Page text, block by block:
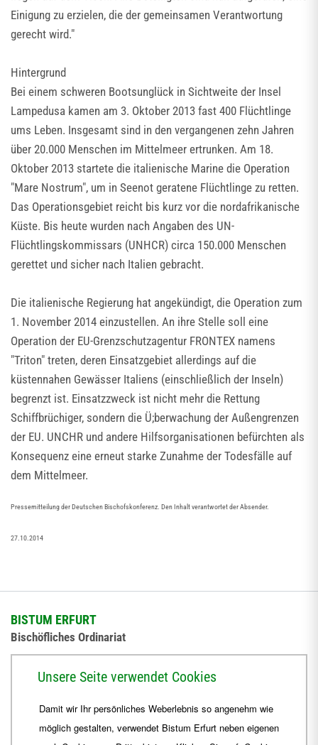
Einigung zu erzielen, die der gemeinsamen Verantwortung
gerecht wird."
Hintergrund
Bei einem schweren Bootsunglück in Sichtweite der Insel
Lampedusa kamen am 3. Oktober 2013 fast 400 Flüchtlinge
ums Leben. Insgesamt sind in den vergangenen zehn Jahren
über 20.000 Menschen im Mittelmeer ertrunken. Am 18.
Oktober 2013 startete die italienische Marine die Operation
"Mare Nostrum", um in Seenot geratene Flüchtlinge zu retten.
Das Operationsgebiet reicht bis kurz vor die nordafrikanische
Küste. Bis heute wurden nach Angaben des UN-
Flüchtlingskommissars (UNHCR) circa 150.000 Menschen
gerettet und sicher nach Italien gebracht.
Die italienische Regierung hat angekündigt, die Operation zum
1. November 2014 einzustellen. An ihre Stelle soll eine
Operation der EU-Grenzschutzagentur FRONTEX namens
"Triton" treten, deren Einsatzgebiet allerdings auf die
küstennahen Gewässer Italiens (einschließlich der Inseln)
begrenzt ist. Einsatzzweck ist nicht mehr die Rettung
Schiffbrüchiger, sondern die Ü;berwachung der Außengrenzen
der EU. UNCHR und andere Hilfsorganisationen befürchten als
Konsequenz eine erneut starke Zunahme der Todesfälle auf
dem Mittelmeer.
Pressemitteilung der Deutschen Bischofskonferenz. Den Inhalt verantwortet der Absender.
27.10.2014
BISTUM ERFURT
Bischöfliches Ordinariat
+49 361 6572-444
ordinariat Bistum-Erfurt.de
Unsere Seite verwendet Cookies
Damit wir Ihr persönliches Weberlebnis so angenehm wie
möglich gestalten, verwendet Bistum Erfurt neben eigenen